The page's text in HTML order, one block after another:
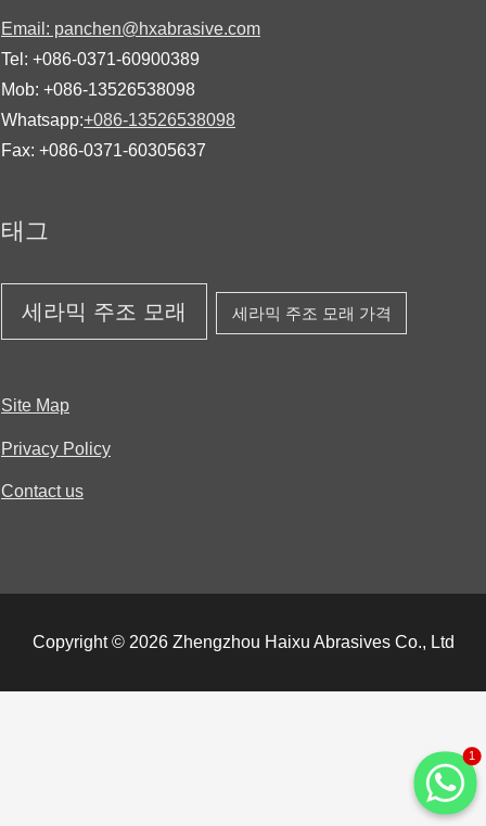
Email: panchen@hxabrasive.com
Tel: +086-0371-60900389
Mob: +086-13526538098
Whatsapp:+086-13526538098
Fax: +086-0371-60305637
태그
세라믹 주조 모래 세라믹 주조 모래 가격
Site Map
Privacy Policy
Contact us
Copyright © 2026 Zhengzhou Haixu Abrasives Co., Ltd
1